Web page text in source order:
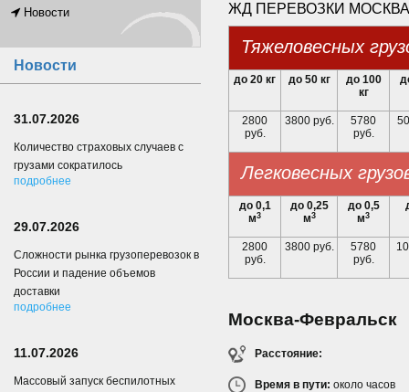
ЖД ПЕРЕВОЗКИ
Тяжеловесных
до 20 кг до 50 кг
до 100
кг
2800
руб.
3800 руб.
5780
руб.
Легковесных
до 0,1
м3
до 0,25
м3
до 0,5
м3
2800
руб.
3800 руб.
5780
руб.
Москва-Февральск
Расстояние:
Время в пути: около часов
Новости
Новости
31.07.2026
Количество страховых случаев с
грузами сократилось
подробнее
29.07.2026
Сложности рынка грузоперевозок в
России и падение объемов
доставки
подробнее
11.07.2026
Массовый запуск беспилотных